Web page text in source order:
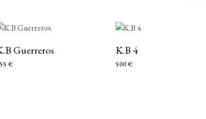
Guerreros
€
K.B 4
500€